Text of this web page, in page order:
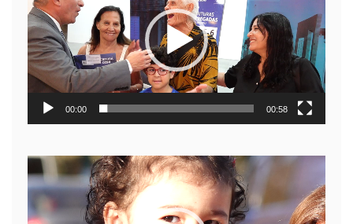
video
00:00 00:58
Reproductor
de
video